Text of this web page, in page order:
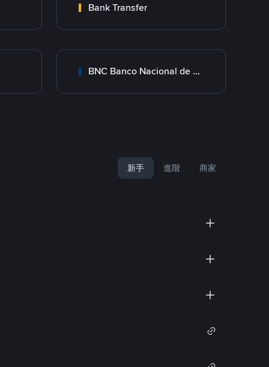
Bank Transfer
BNC Banco Nacional de Crédito
新手 進階 商家